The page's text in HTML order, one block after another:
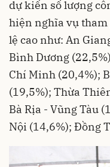
dự kiến số lượng
hiện nghĩa vụ tham
lệ cao như: An
Bình Dương
Chí Minh (20,4%);
(19,5%); Thừa
Bà Rịa - Vũng Tàu
Nội (14,6%); Đồng